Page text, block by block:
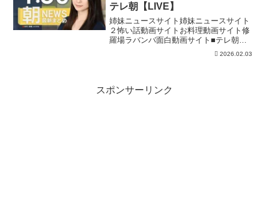
テレ朝【LIVE】
姉妹ニュースサイト姉妹ニュースサイト
２怖い話動画サイトお料理動画サイト修
羅場ラバンバ面白動画サイト■テレ朝
NEWS24 日本のニュースを24時間配信■
2026.02.03
スポンサーリンク